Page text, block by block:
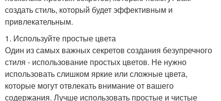
создать стиль, который будет эффективным и
привлекательным.
1. Используйте простые цвета
Один из самых важных секретов создания безупречного
стиля - использование простых цветов. Не нужно
использовать слишком яркие или сложные цвета,
которые могут отвлекать внимание от вашего
содержания. Лучше использовать простые и чистые